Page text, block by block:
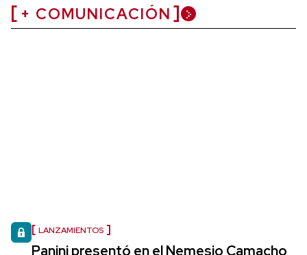
+ COMUNICACIÓN
LANZAMIENTOS
Panini presentó en el Nemesio Camacho